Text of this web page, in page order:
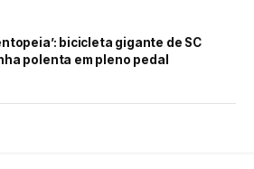
bicicleta gigante de SC
polenta em pleno pedal